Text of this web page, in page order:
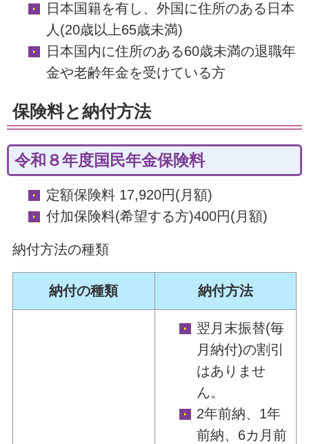
日本国籍を有し、外国に住所のある日本
人(20歳以上65歳未満)
日本国内に住所のある60歳未満の退職年
金や老齢年金を受けている方
保険料と納付方法
令和８年度国民年金保険料
定額保険料 17,920円(月額)
付加保険料(希望する方)400円(月額)
納付方法の種類
納付の種類 納付方法
翌月末振替(毎
月納付)の割引
はありませ
ん。
2年前納、1年
前納、6カ月前